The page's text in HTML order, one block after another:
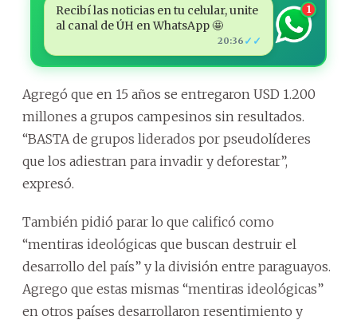
Recibí las noticias en tu celular, unite
al canal de ÚH en WhatsApp 🤩
20:36 ✓✓
1
Agregó que en 15 años se entregaron USD 1.200
millones a grupos campesinos sin resultados.
“BASTA de grupos liderados por pseudolíderes
que los adiestran para invadir y deforestar”,
expresó.
También pidió parar lo que calificó como
“mentiras ideológicas que buscan destruir el
desarrollo del país” y la división entre paraguayos.
Agrego que estas mismas “mentiras ideológicas”
en otros países desarrollaron resentimiento y